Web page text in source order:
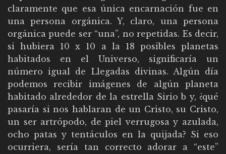
claramente que esa única encarnación fue en
una persona orgánica. Y, claro, una persona
orgánica puede ser “una”, no repetidas. Es decir,
si hubiera 10 x 10 a la 18 posibles planetas
habitados en el Universo, significaría un
número igual de Llegadas divinas. Algún día
podemos recibir imágenes de algún planeta
habitado alrededor de la estrella Sirio b y, ¿qué
pasaría si nos hablaran de un Cristo, su Cristo,
un ser artrópodo, de piel verrugosa y azulada,
ocho patas y tentáculos en la quijada? Si eso
ocurriera, sería tan correcto adorar a “este”